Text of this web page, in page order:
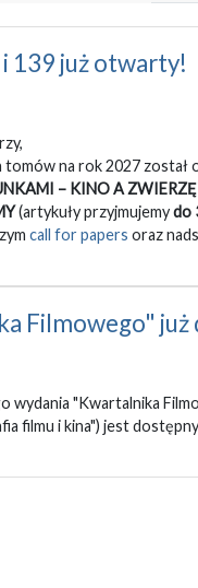
139 już otwarty!
na rok 2027 został
– KINO A
(artykuły przyjmujemydo
call for papers oraz
Filmowego" już
wydania "Kwartalnika
filmu i kina") jest